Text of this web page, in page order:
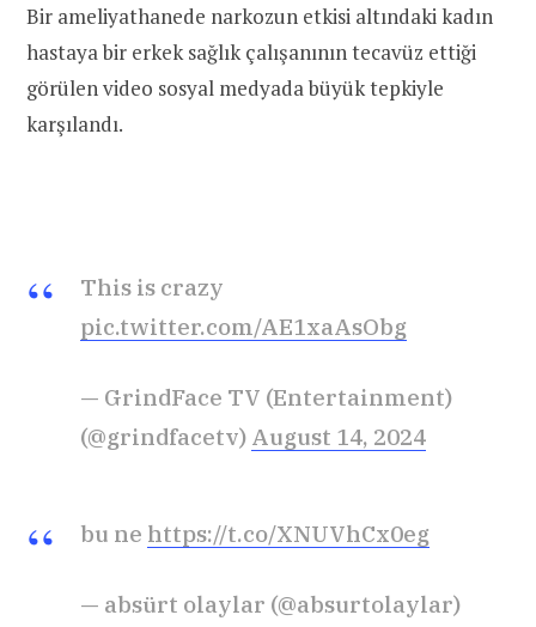
Bir ameliyathanede narkozun etkisi altındaki kadın
hastaya bir erkek sağlık çalışanının tecavüz ettiği
görülen video sosyal medyada büyük tepkiyle
karşılandı.
This is crazy
pic.twitter.com/AE1xaAsObg
— GrindFace TV (Entertainment)
(@grindfacetv) August 14, 2024
bu ne https://t.co/XNUVhCx0eg
— absürt olaylar (@absurtolaylar)